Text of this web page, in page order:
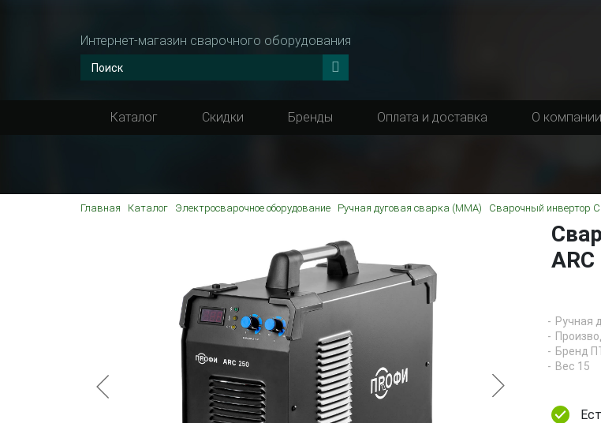
Интернет-магазин сварочного оборудования
Каталог Скидки Бренды Оплата и доставка О компании
Главная Каталог Электросварочное оборудование Ручная дуговая сварка (MMA) Сварочный инвертор
Ручная
Бренд
Вес 15